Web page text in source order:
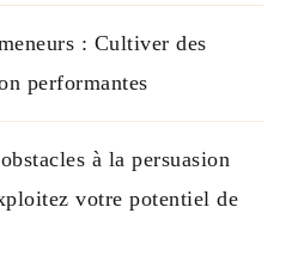
: Cultiver des
performantes
à la persuasion
votre potentiel de